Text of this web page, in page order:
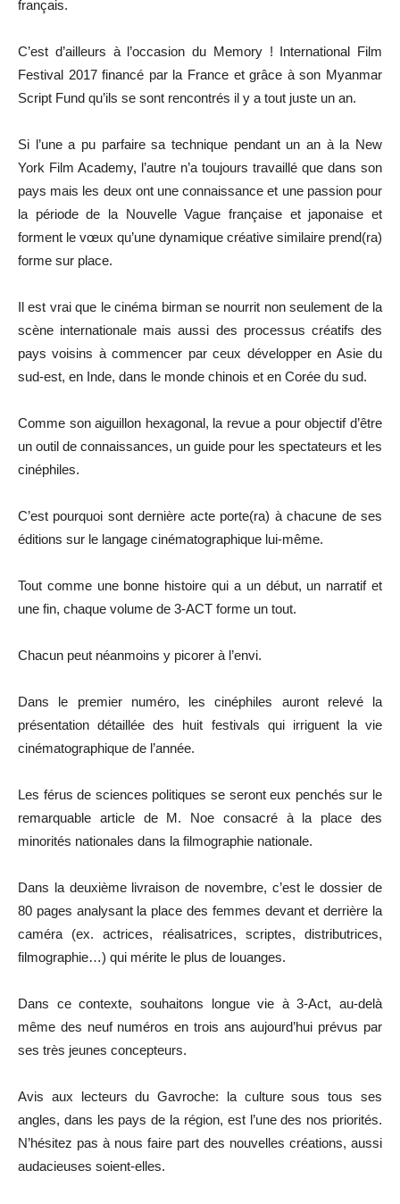
français.
C’est d’ailleurs à l’occasion du Memory ! International Film
Festival 2017 financé par la France et grâce à son Myanmar
Script Fund qu’ils se sont rencontrés il y a tout juste un an.
Si l’une a pu parfaire sa technique pendant un an à la New
York Film Academy, l’autre n’a toujours travaillé que dans son
pays mais les deux ont une connaissance et une passion pour
la période de la Nouvelle Vague française et japonaise et
forment le vœux qu’une dynamique créative similaire prend(ra)
forme sur place.
Il est vrai que le cinéma birman se nourrit non seulement de la
scène internationale mais aussi des processus créatifs des
pays voisins à commencer par ceux développer en Asie du
sud-est, en Inde, dans le monde chinois et en Corée du sud.
Comme son aiguillon hexagonal, la revue a pour objectif d’être
un outil de connaissances, un guide pour les spectateurs et les
cinéphiles.
C’est pourquoi sont dernière acte porte(ra) à chacune de ses
éditions sur le langage cinématographique lui-même.
Tout comme une bonne histoire qui a un début, un narratif et
une fin, chaque volume de 3-ACT forme un tout.
Chacun peut néanmoins y picorer à l’envi.
Dans le premier numéro, les cinéphiles auront relevé la
présentation détaillée des huit festivals qui irriguent la vie
cinématographique de l’année.
Les férus de sciences politiques se seront eux penchés sur le
remarquable article de M. Noe consacré à la place des
minorités nationales dans la filmographie nationale.
Dans la deuxième livraison de novembre, c’est le dossier de
80 pages analysant la place des femmes devant et derrière la
caméra (ex. actrices, réalisatrices, scriptes, distributrices,
filmographie…) qui mérite le plus de louanges.
Dans ce contexte, souhaitons longue vie à 3-Act, au-delà
même des neuf numéros en trois ans aujourd’hui prévus par
ses très jeunes concepteurs.
Avis aux lecteurs du Gavroche: la culture sous tous ses
angles, dans les pays de la région, est l’une des nos priorités.
N’hésitez pas à nous faire part des nouvelles créations, aussi
audacieuses soient-elles.